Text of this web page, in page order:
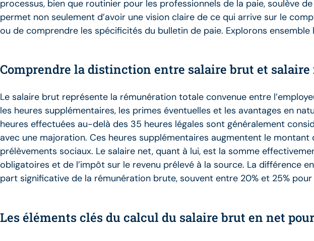
processus, bien que routinier pour les professionnels de la paie, soulève
permet non seulement d’avoir une vision claire de ce qui arrive sur le
ou de comprendre les spécificités du bulletin de paie. Explorons
Comprendre la distinction entre salaire brut et salaire
Le salaire brut représente la rémunération totale convenue entre
les heures supplémentaires, les primes éventuelles et les avantages en
heures effectuées au-delà des 35 heures légales sont généralement
avec une majoration. Ces heures supplémentaires augmentent le
prélèvements sociaux. Le salaire net, quant à lui, est la somme
obligatoires et de l’impôt sur le revenu prélevé à la source. La différence
part significative de la rémunération brute, souvent entre 20% et 25%
Les éléments clés du calcul du salaire brut en net